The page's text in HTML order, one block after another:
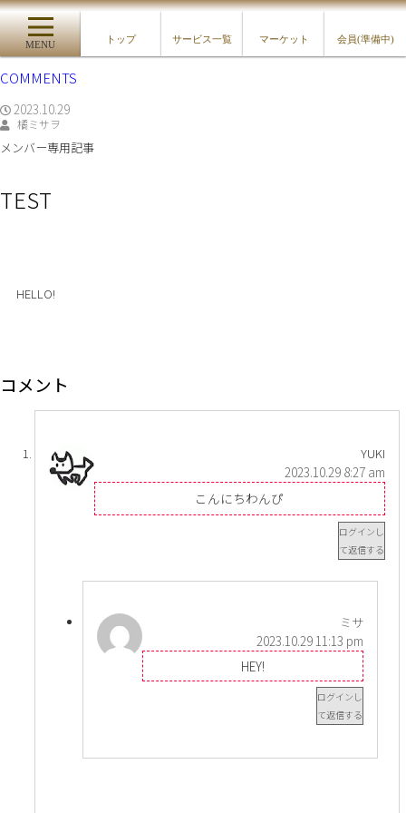
MENU
トップ サービス一覧 マーケット 会員(準備中)
COMMENTS
2023.10.29
橘ミサヲ
メンバー専用記事
TEST
HELLO!
コメント
YUKI
2023.10.29 8:27 am
こんにちわんぴ
ログインし
て返信する
ミサ
2023.10.29 11:13 pm
HEY!
ログインし
て返信する